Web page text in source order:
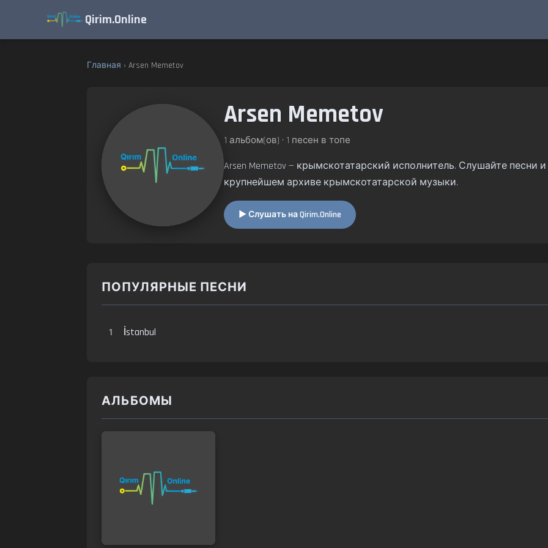
Qirim.Online
Главная › Arsen Memetov
Arsen Memetov
1 альбом(ов) • 1 песен в топе
Arsen Memetov — крымскотатарский исполнитель. Слушайте песни и
крупнейшем архиве крымскотатарской музыки.
▶ Слушать на Qirim.Online
ПОПУЛЯРНЫЕ ПЕСНИ
1 İstanbul
АЛЬБОМЫ